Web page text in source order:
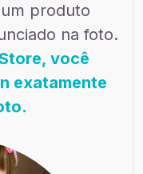
produto
na foto.
você
exatamente